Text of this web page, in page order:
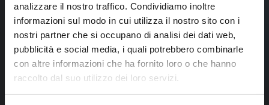
analizzare il nostro traffico. Condividiamo inoltre
informazioni sul modo in cui utilizza il nostro sito con i
nostri partner che si occupano di analisi dei dati web,
pubblicità e social media, i quali potrebbero combinarle
con altre informazioni che ha fornito loro o che hanno
raccolto dal suo utilizzo dei loro servizi.